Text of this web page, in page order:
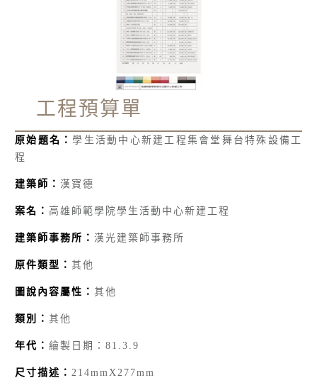
工程預算單
原始題名：學生活動中心新建工程集會堂舞台特殊設備工
程
建築師： 漢寶德
案名： 高雄師範學院學生活動中心新建工程
建築師事務所： 漢光建築師事務所
原件類型： 其他
圖說內容屬性： 其他
類別： 其他
年代： 繪製日期：81.3.9
尺寸描述： 214mmX277mm